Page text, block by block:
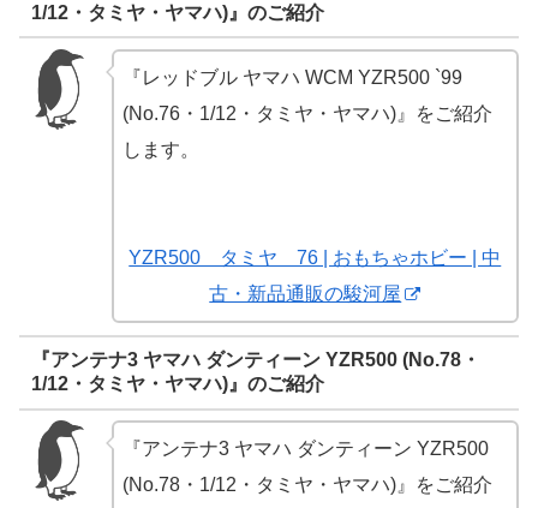
1/12・タミヤ・ヤマハ)』のご紹介
『レッドブル ヤマハ WCM YZR500 `99
(No.76・1/12・タミヤ・ヤマハ)』をご紹介
します。
YZR500 タミヤ 76 | おもちゃホビー | 中
古・新品通販の駿河屋
『アンテナ3 ヤマハ ダンティーン YZR500 (No.78・
1/12・タミヤ・ヤマハ)』のご紹介
『アンテナ3 ヤマハ ダンティーン YZR500
(No.78・1/12・タミヤ・ヤマハ)』をご紹介